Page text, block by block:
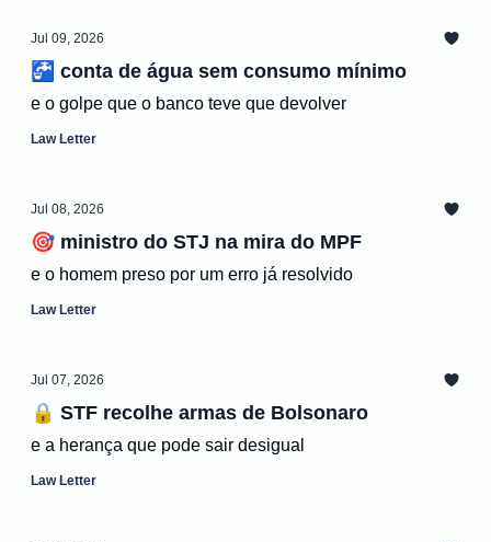
Jul 09, 2026
🚰 conta de água sem consumo mínimo
e o golpe que o banco teve que devolver
Law Letter
Jul 08, 2026
🎯 ministro do STJ na mira do MPF
e o homem preso por um erro já resolvido
Law Letter
Jul 07, 2026
🔒 STF recolhe armas de Bolsonaro
e a herança que pode sair desigual
Law Letter